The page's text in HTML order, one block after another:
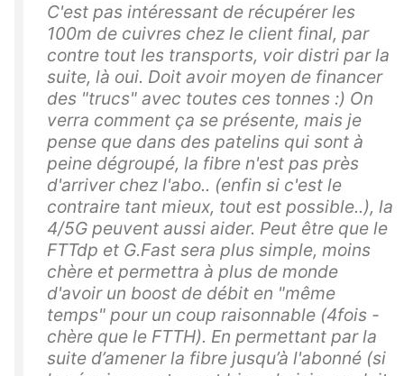
C'est pas intéressant de récupérer les
100m de cuivres chez le client final, par
contre tout les transports, voir distri par la
suite, là oui. Doit avoir moyen de financer
des "trucs" avec toutes ces tonnes :) On
verra comment ça se présente, mais je
pense que dans des patelins qui sont à
peine dégroupé, la fibre n'est pas près
d'arriver chez l'abo.. (enfin si c'est le
contraire tant mieux, tout est possible..), la
4/5G peuvent aussi aider. Peut être que le
FTTdp et G.Fast sera plus simple, moins
chère et permettra à plus de monde
d'avoir un boost de débit en "même
temps" pour un coup raisonnable (4fois -
chère que le FTTH). En permettant par la
suite d’amener la fibre jusqu’à l'abonné (si